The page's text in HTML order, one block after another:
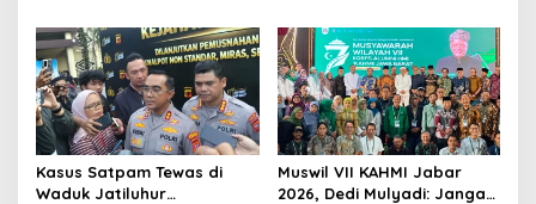
Ketua DPD
Depan
Kasus Satpam Tewas di
Waduk Jatiluhur
Muswil VII KAHMI Jabar
2026, Dedi Mulyadi: Jangan